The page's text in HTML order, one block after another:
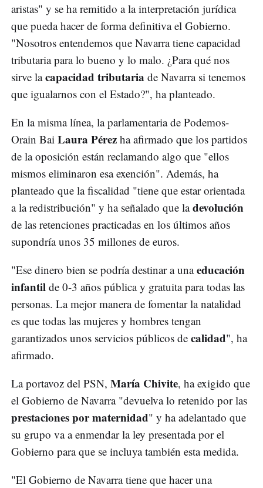
aristas" y se ha remitido a la interpretación jurídica
que pueda hacer de forma definitiva el Gobierno.
"Nosotros entendemos que Navarra tiene capacidad
tributaria para lo bueno y lo malo. ¿Para qué nos
sirve lacapacidad tributaria de Navarra si tenemos
que igualarnos con el Estado?", ha planteado.
En la misma línea, la parlamentaria de Podemos-
Orain Bai Laura Pérez ha afirmado que los partidos
de la oposición están reclamando algo que "ellos
mismos eliminaron esa exención". Además, ha
planteado que la fiscalidad "tiene que estar orientada
a la redistribución" y ha señalado que ladevolución
de las retenciones practicadas en los últimos años
supondría unos 35 millones de euros.
"Ese dinero bien se podría destinar a unaeducación
infantil de 0-3 años pública y gratuita para todas las
personas. La mejor manera de fomentar la natalidad
es que todas las mujeres y hombres tengan
garantizados unos servicios públicos de calidad", ha
afirmado.
La portavoz del PSN, María Chivite, ha exigido que
el Gobierno de Navarra "devuelva lo retenido por las
prestaciones por maternidad" y ha adelantado que
su grupo va a enmendar la ley presentada por el
Gobierno para que se incluya también esta medida.
"El Gobierno de Navarra tiene que hacer una